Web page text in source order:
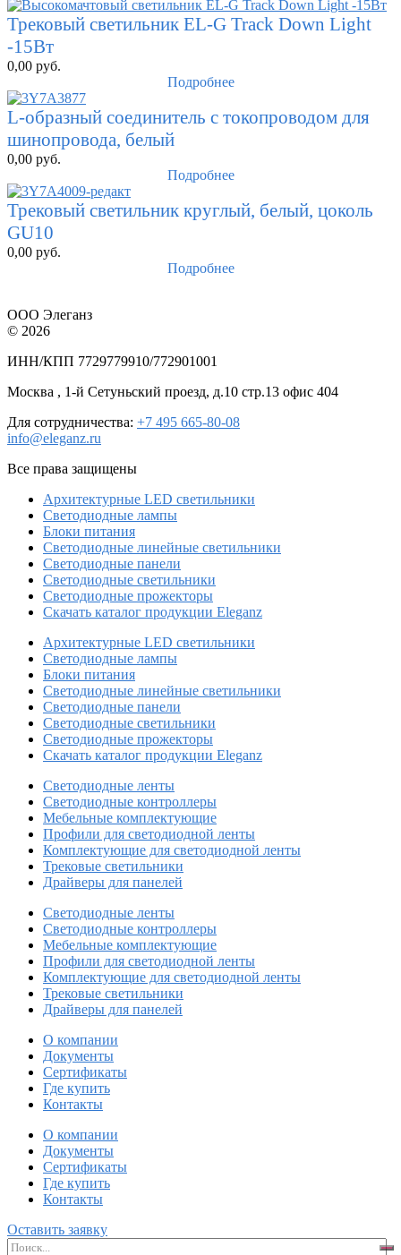
Трековый светильник EL-G Track Down Light
-15Вт
0,00 руб.
Подробнее
L-образный соединитель с токопроводом для
шинопровода, белый
0,00 руб.
Подробнее
Трековый светильник круглый, белый, цоколь
GU10
0,00 руб.
Подробнее
ООО Элеганз
© 2026
ИНН/КПП 7729779910/772901001
Москва , 1-й Сетуньский проезд, д.10 стр.13 офис 404
Для сотрудничества: +7 495 665-80-08
info@eleganz.ru
Все права защищены
Архитектурные LED светильники
Светодиодные лампы
Блоки питания
Светодиодные линейные светильники
Светодиодные панели
Светодиодные светильники
Светодиодные прожекторы
Скачать каталог продукции Eleganz
Архитектурные LED светильники
Светодиодные лампы
Блоки питания
Светодиодные линейные светильники
Светодиодные панели
Светодиодные светильники
Светодиодные прожекторы
Скачать каталог продукции Eleganz
Светодиодные ленты
Светодиодные контроллеры
Мебельные комплектующие
Профили для светодиодной ленты
Комплектующие для светодиодной ленты
Трековые светильники
Драйверы для панелей
Светодиодные ленты
Светодиодные контроллеры
Мебельные комплектующие
Профили для светодиодной ленты
Комплектующие для светодиодной ленты
Трековые светильники
Драйверы для панелей
О компании
Документы
Сертификаты
Где купить
Контакты
О компании
Документы
Сертификаты
Где купить
Контакты
Оставить заявку